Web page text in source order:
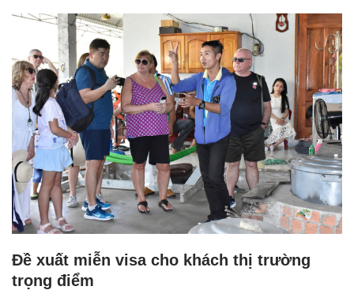
Đề xuất miễn visa cho khách thị trường
trọng điểm